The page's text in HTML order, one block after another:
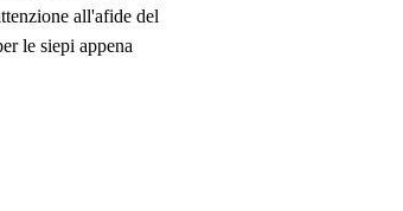
all'afide del
le siepi appena